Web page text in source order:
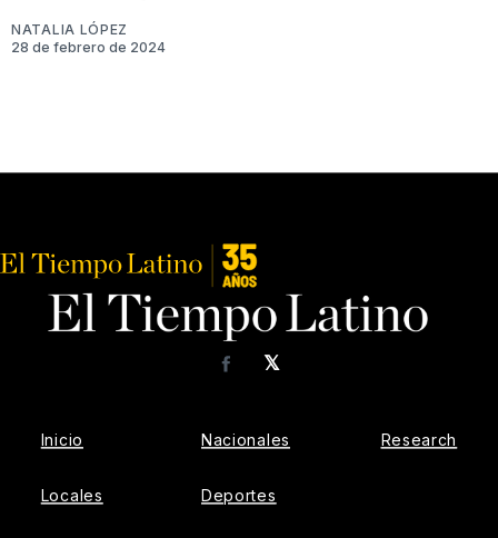
NATALIA LÓPEZ
28 de febrero de 2024
𝕏
Facebook
Inicio
Locales
Nacionales
Deportes
Research